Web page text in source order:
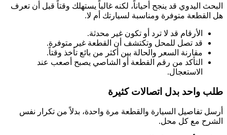
البحث اليدوي قد ينجح أحياناً، لكنه غالباً يستهلك وقتاً قبل أن تعرف
هل القطعة متوفرة ومناسبة لسيارتك أم لا.
الأرقام قد لا ترد أو تكون غير محدثة.
قد تصل للمحل وتكتشف أن القطعة غير متوفرة.
مقارنة السعر والحالة بين أكثر من بائع تأخذ وقتاً.
التأكد من رقم القطعة أو الشاصي يصبح أصعب عند
الاستعجال.
طلب واحد بدل اتصالات كثيرة
أرسل تفاصيل السيارة والقطعة مرة واحدة، بدلاً من تكرار نفس
الشرح مع كل محل.